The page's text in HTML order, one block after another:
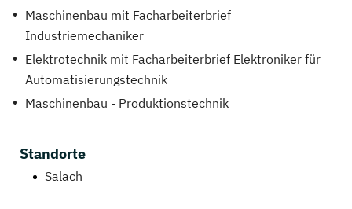
Maschinenbau mit Facharbeiterbrief
Industriemechaniker
Elektrotechnik mit Facharbeiterbrief Elektroniker für
Automatisierungstechnik
Maschinenbau - Produktionstechnik
Standorte
Salach